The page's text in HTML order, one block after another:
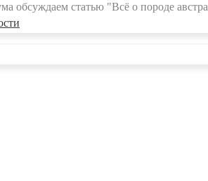
обсуждаем статью "Всё о породе